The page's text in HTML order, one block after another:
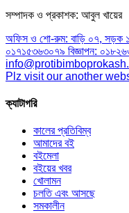
সম্পাদক ও প্রকাশক: আবুল খায়ের
অফিস ও শো-রুম: বাড়ি ০৭, সড়ক
০১৭১৫৩৬৩০৭৯ বিজ্ঞাপন:
Plz visit our another
ক্যাটাগরি
কালের প্রতিবিম্ব
আমাদের বই
বইমেলা
বইয়ের খবর
খোলামন
চলতি এবং আসছে
সমকালীন